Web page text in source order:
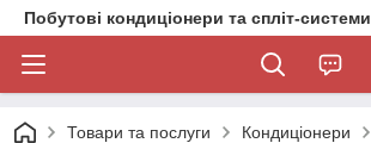
Побутові кондиціонери та спліт-системи
Товари та послуги Кондиціонери